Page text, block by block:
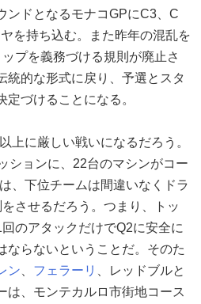
ンドとなるモナコGPにC3、C
を持ち込む。また​​昨年の混乱を
プを義務づける規則が廃止さ
統的な形式に戻り、予選とスタ
づけることになる。
上に厳しい戦いになるだろう。
ションに、22台のマシンがコー
、下位チームは間違いなくドラ
させるだろう。つまり、トッ
のアタックだけでQ2に安全に
ならないということだ。そのた
ン フェラーリ
、レッドブルと
は、モンテカルロ市街地コース